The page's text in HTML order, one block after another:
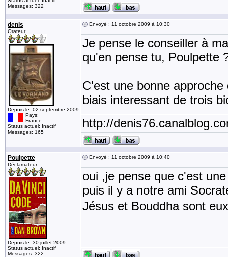
Messages: 322
denis
Orateur
Depuis le: 02 septembre 2009
Pays:
France
Status actuel: Inactif
Messages: 165
Envoyé : 11 octobre 2009 à 10:30
Je pense le conseiller à
qu'en pense tu, Poulpette
C'est une bonne
biais interessant de trois
http://
Poulpette
Déclamateur
Depuis le: 30 juillet 2009
Status actuel: Inactif
Messages: 322
Envoyé : 11 octobre 2009 à 10:40
oui ,je pense que c'est
puis il y a notre ami
Jésus et Bouddha sont